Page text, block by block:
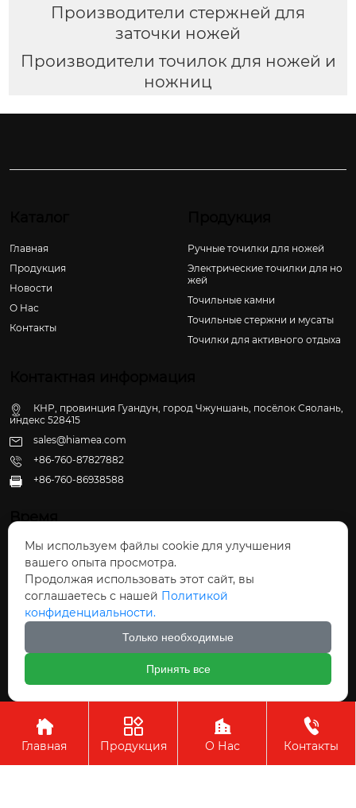
Производители стержней для
заточки ножей
Производители точилок для ножей и
ножниц
Главная
Продукция
Новости
О Hас
Контакты
Ручные точилки для ножей
Электрические точилки для но
жей
Точильные камни
Точильные стержни и мусаты
Точилки для активного отдыха
КНР, провинция Гуандун, город Чжуншань, посёлок Сяолань,
индекс 528415
sales@hiamea.com
+86-760-87827882
 +86-760-86938588
Время
Пн - Пт: 09:30 - 22:00
Сб - Вс: 10:00 - 22:30
Авторское право©ООО Чжуншань Хайвэй
Кухонные Принадлежности

Главная

Продукция

О Нас

Контакты
Мы используем файлы cookie для улучшения
вашего опыта просмотра.
Продолжая использовать этот сайт, вы
соглашаетесь с нашей Политикой
конфиденциальности.
Только необходимые
Принять все